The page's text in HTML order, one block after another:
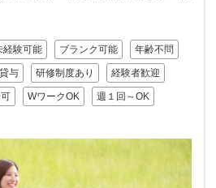
経験可能 ブランク可能 年齢不問
与 研修制度あり 経験者歓迎
WワークOK 週１回～OK